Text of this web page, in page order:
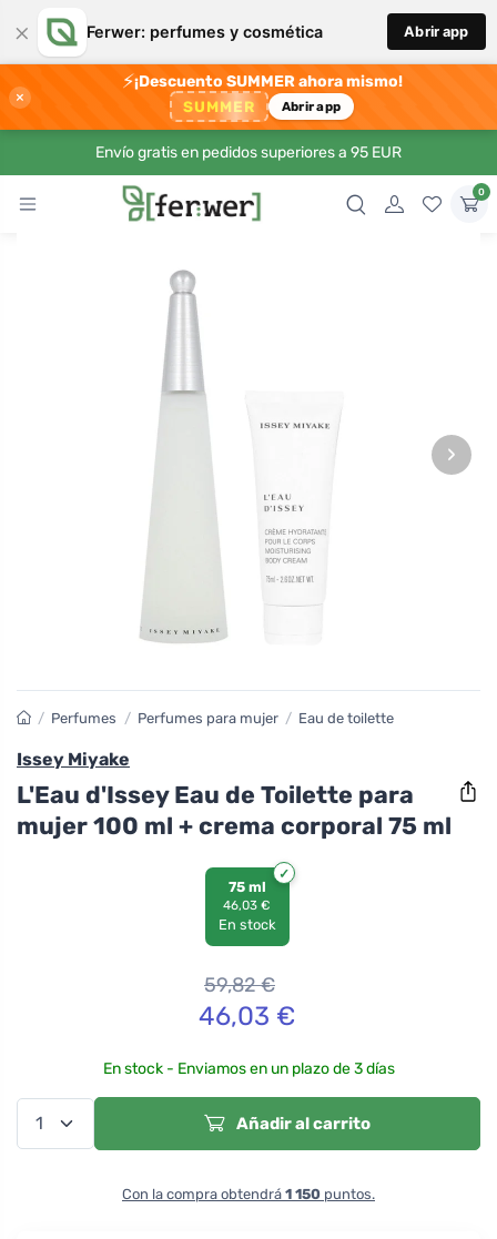
× Ferwer: perfumes y cosmética Abrir app
×
⚡¡Descuento SUMMER ahora mismo!
SUMMER Abrir app
Envío gratis en pedidos superiores a 95 EUR
0
›
/ Perfumes / Perfumes para mujer / Eau de toilette
Issey Miyake
L'Eau d'Issey Eau de Toilette para
mujer 100 ml + crema corporal 75 ml
75 ml
46,03 €
En stock
59,82€
46,03 €
En stock - Enviamos en un plazo de 3 días
Añadir al carrito
Con la compra obtendrá 1 150 puntos.